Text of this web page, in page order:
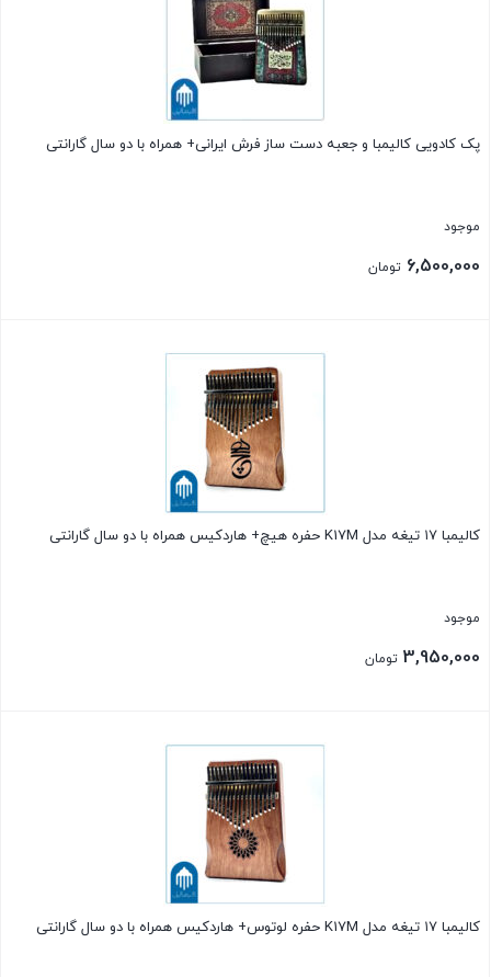
پک کادویی کالیمبا و جعبه دست ساز فرش ایرانی+ همراه با دو سال گارانتی
موجود
6,500,000 تومان
کالیمبا ۱۷ تیغه مدل K17M حفره هیچ+ هاردکیس همراه با دو سال گارانتی
موجود
3,950,000 تومان
کالیمبا ۱۷ تیغه مدل K17M حفره لوتوس+ هاردکیس همراه با دو سال گارانتی